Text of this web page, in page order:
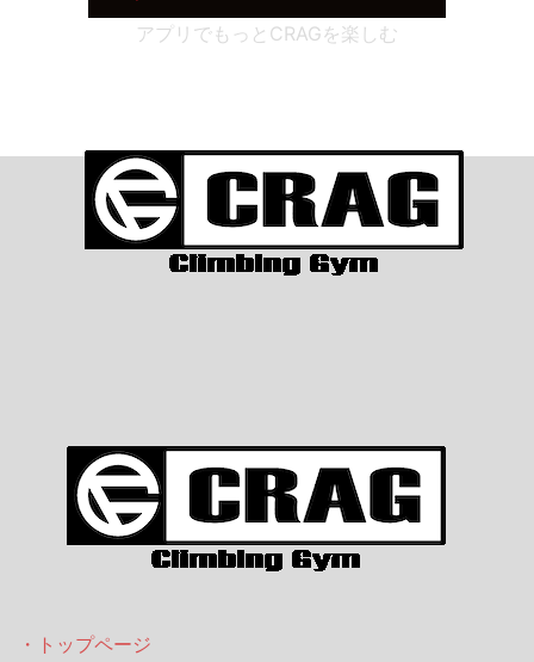
アプリでもっとCRAGを楽しむ
・トップページ